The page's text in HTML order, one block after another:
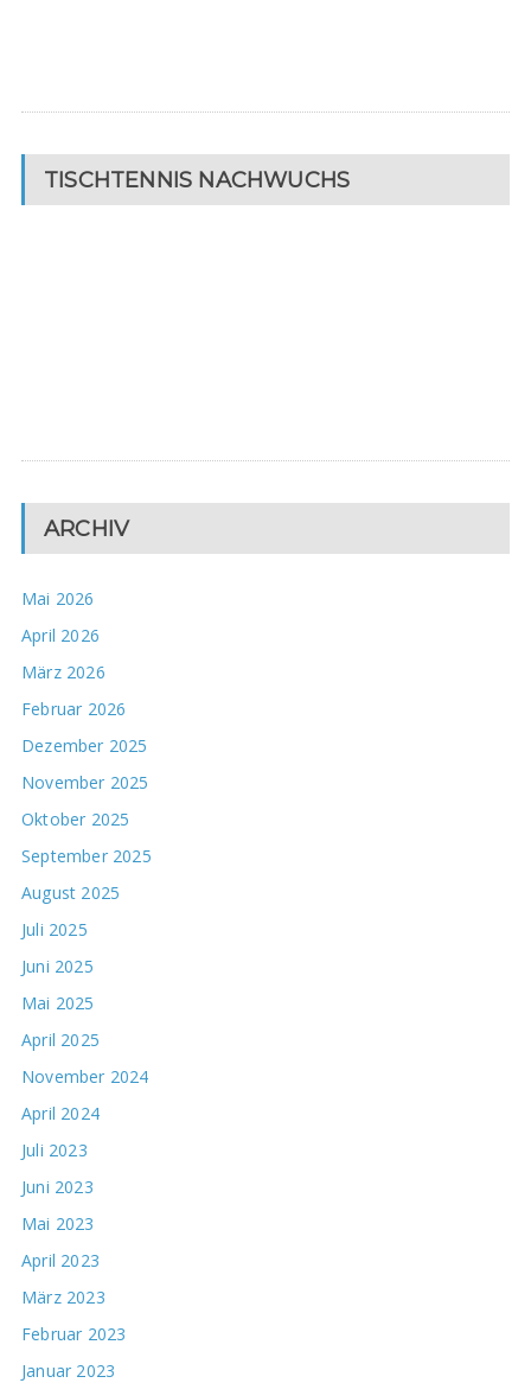
TISCHTENNIS NACHWUCHS
ARCHIV
Mai 2026
April 2026
März 2026
Februar 2026
Dezember 2025
November 2025
Oktober 2025
September 2025
August 2025
Juli 2025
Juni 2025
Mai 2025
April 2025
November 2024
April 2024
Juli 2023
Juni 2023
Mai 2023
April 2023
März 2023
Februar 2023
Januar 2023